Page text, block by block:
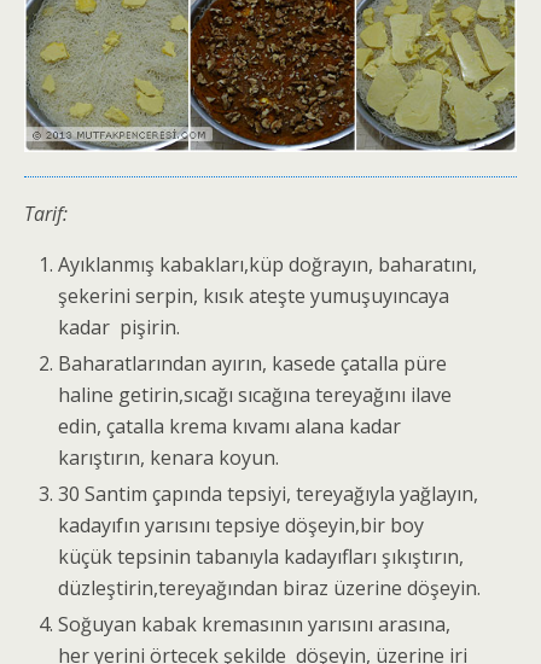
Tarif:
Ayıklanmış kabakları,küp doğrayın, baharatını,
şekerini serpin, kısık ateşte yumuşuyıncaya
kadar pişirin.
Baharatlarından ayırın, kasede çatalla püre
haline getirin,sıcağı sıcağına tereyağını ilave
edin, çatalla krema kıvamı alana kadar
karıştırın, kenara koyun.
30 Santim çapında tepsiyi, tereyağıyla yağlayın,
kadayıfın yarısını tepsiye döşeyin,bir boy
küçük tepsinin tabanıyla kadayıfları şıkıştırın,
düzleştirin,tereyağından biraz üzerine döşeyin.
Soğuyan kabak kremasının yarısını arasına,
her yerini örtecek şekilde döşeyin, üzerine iri